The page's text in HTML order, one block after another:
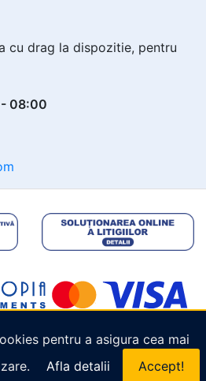
pentru a asigura cea mai
Afla detalii Accept!
cu drag la dispozitie, pentru
08:00
. Toate drepturile
rezervate.